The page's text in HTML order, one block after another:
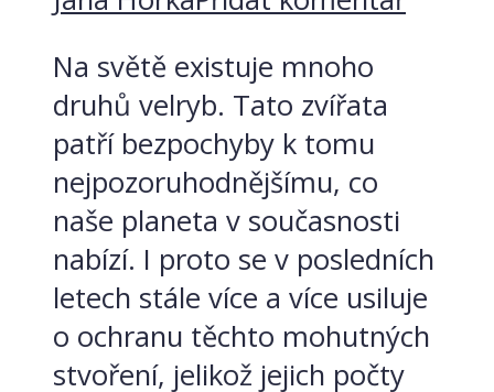
Na světě existuje mnoho
druhů velryb. Tato zvířata
patří bezpochyby k tomu
nejpozoruhodnějšímu, co
naše planeta v současnosti
nabízí. I proto se v posledních
letech stále více a více usiluje
o ochranu těchto mohutných
stvoření, jelikož jejich počty